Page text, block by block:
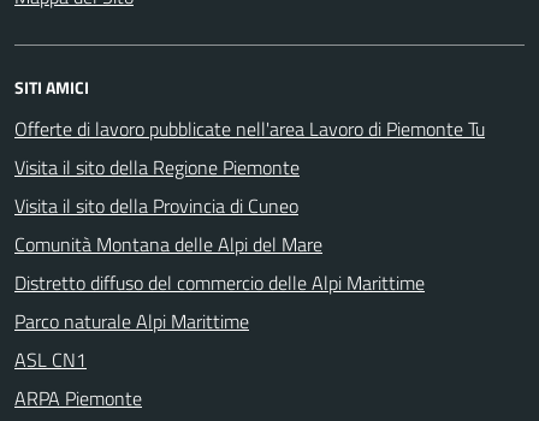
SITI AMICI
Offerte di lavoro pubblicate nell'area Lavoro di Piemonte Tu
Visita il sito della Regione Piemonte
Visita il sito della Provincia di Cuneo
Comunità Montana delle Alpi del Mare
Distretto diffuso del commercio delle Alpi Marittime
Parco naturale Alpi Marittime
ASL CN1
ARPA Piemonte